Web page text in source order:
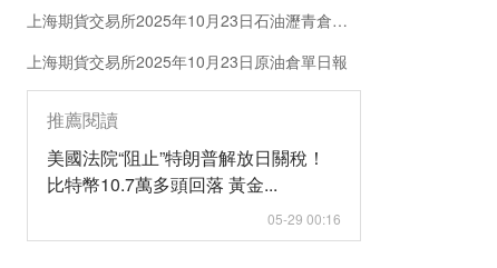
上海期貨交易所2025年10月23日石油瀝青倉單日報
上海期貨交易所2025年10月23日原油倉單日報
推薦閱讀
美國法院“阻止”特朗普解放日關稅！
比特幣10.7萬多頭回落 黃金...
05-29 00:16